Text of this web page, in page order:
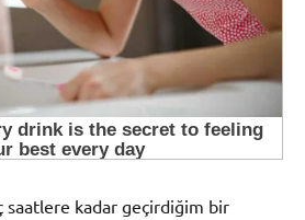
saatlere kadar geçirdiğim bir